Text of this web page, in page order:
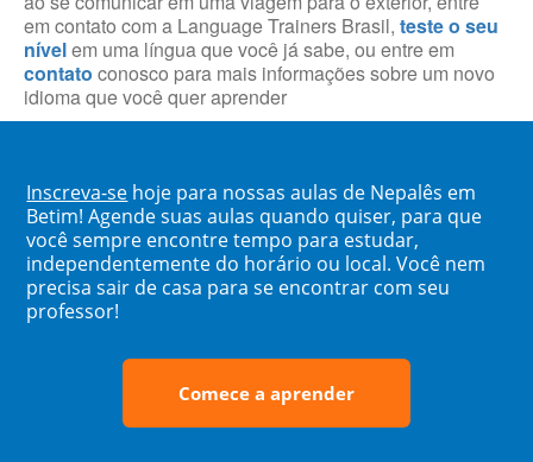
em contato com a Language Trainers Brasil, teste o seu
nívelem uma língua que você já sabe, ou entre em
contato conosco para mais informações sobre um novo
idioma que você quer aprender
Inscreva-se hoje para nossas aulas de Nepalês em
Betim! Agende suas aulas quando quiser, para que
você sempre encontre tempo para estudar,
independentemente do horário ou local. Você nem
precisa sair de casa para se encontrar com seu
professor!
Comece a aprender